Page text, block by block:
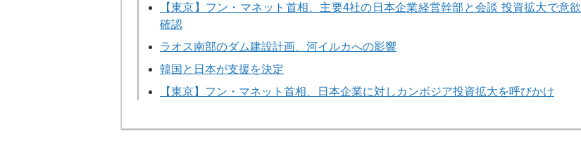
【東京】フン・マネット首相、主要4社の日本企業経営幹部と会談 投資拡大で意欲
確認
ラオス南部のダム建設計画、河イルカへの影響
韓国と日本が支援を決定
【東京】フン・マネット首相、日本企業に対しカンボジア投資拡大を呼びかけ